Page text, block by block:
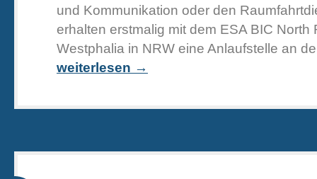
und Kommunikation oder den
erhalten erstmalig mit dem ESA BIC North
Westphalia in NRW eine Anlaufstelle an
weiterlesen →